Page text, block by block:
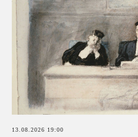
13.08.2026 19:00